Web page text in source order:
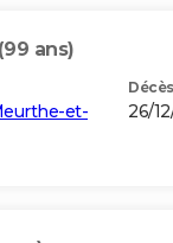
(99 ans)
et-
Décès
26/